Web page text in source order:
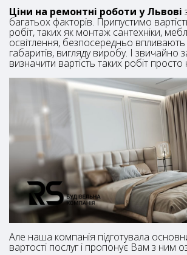
Ціни на ремонтні роботи у Львові
багатьох факторів. Припустимо
робіт, таких як монтаж сантехніки,
освітлення, безпосередньо впливають
габаритів, вигляду виробу. І звичайно
визначити вартість таких робіт
Але наша компанія підготувала
вартості послуг і пропонує Вам з ним